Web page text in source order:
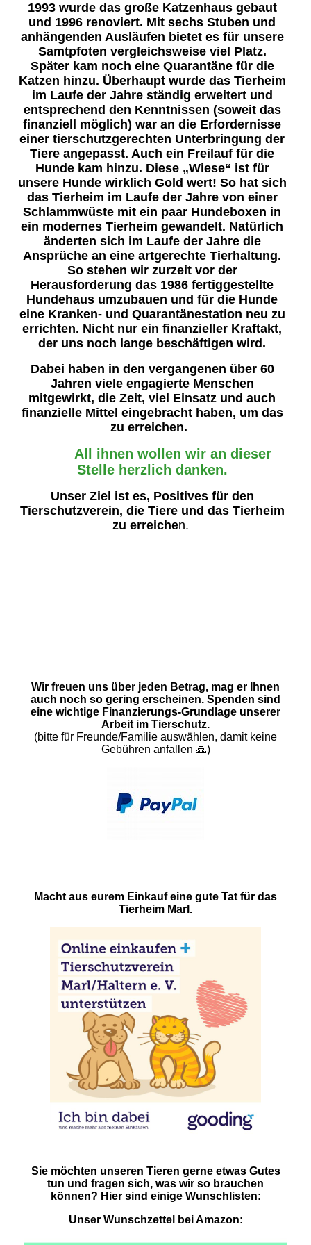
1993 wurde das große Katzenhaus gebaut
und 1996 renoviert. Mit sechs Stuben und
anhängenden Ausläufen bietet es für unsere
Samtpfoten vergleichsweise viel Platz.
Später kam noch eine Quarantäne für die
Katzen hinzu. Überhaupt wurde das Tierheim
im Laufe der Jahre ständig erweitert und
entsprechend den Kenntnissen (soweit das
finanziell möglich) war an die Erfordernisse
einer tierschutzgerechten Unterbringung der
Tiere angepasst. Auch ein Freilauf für die
Hunde kam hinzu. Diese „Wiese“ ist für
unsere Hunde wirklich Gold wert! So hat sich
das Tierheim im Laufe der Jahre von einer
Schlammwüste mit ein paar Hundeboxen in
ein modernes Tierheim gewandelt. Natürlich
änderten sich im Laufe der Jahre die
Ansprüche an eine artgerechte Tierhaltung.
So stehen wir zurzeit vor der
Herausforderung das 1986 fertiggestellte
Hundehaus umzubauen und für die Hunde
eine Kranken- und Quarantänestation neu zu
errichten. Nicht nur ein finanzieller Kraftakt,
der uns noch lange beschäftigen wird.
Dabei haben in den vergangenen über 60
Jahren viele engagierte Menschen
mitgewirkt, die Zeit, viel Einsatz und auch
finanzielle Mittel eingebracht haben, um das
zu erreichen.
All ihnen wollen wir an dieser
Stelle herzlich danken.
Unser Ziel ist es, Positives für den
Tierschutzverein, die Tiere und das Tierheim
zu erreichen.
Wir freuen uns über jeden Betrag, mag er Ihnen
auch noch so gering erscheinen. Spenden sind
eine wichtige Finanzierungs-Grundlage unserer
Arbeit im Tierschutz.
(bitte für Freunde/Familie auswählen, damit keine
Gebühren anfallen 🙏)
Macht aus eurem Einkauf eine gute Tat für das
Tierheim Marl.
Sie möchten unseren Tieren gerne etwas Gutes
tun und fragen sich, was wir so brauchen
können? Hier sind einige Wunschlisten:
Unser Wunschzettel bei Amazon: